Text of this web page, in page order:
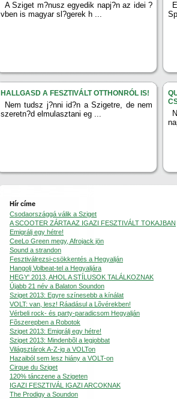
A Sziget m?nusz egyedik napj?n az idei ?
vben is magyar sl?gerek h ...
HALLGASD A FESZTIVÁLT OTTHONRÓL IS!
Nem tudsz j?nni id?n a Szigetre, de nem
szeretn?d elmulasztani eg ...
Hír címe
Csodaországgá válik a Sziget
A SCOOTER ZÁRTA AZ IGAZI FESZTIVÁLT TOKAJBAN
Emigrálj egy hétre!
CeeLo Green megy, Afrojack jön
Sound a strandon
Fesztiválrezsi-csökkentés a Hegyalján
Hangolj Volbeat-tel a Hegyaljára
HEGY' 2013, AHOL A STÍLUSOK TALÁLKOZNAK
Újabb 21 név a Balaton Soundon
Sziget 2013: Egyre színesebb a kínálat
VOLT: van, lesz! Ráadásul a Lõvérekben!
Vérbeli rock- és party-paradicsom Hegyalján
Fõszerepben a Robotok
Sziget 2013: Emigrálj egy hétre!
Sziget 2013: Mindenbõl a legjobbat
Világsztárok A-Z-ig a VOLTon
Hazaiból sem lesz hiány a VOLT-on
Cirque du Sziget
120% tánczene a Szigeten
IGAZI FESZTIVÁL IGAZI ARCOKNAK
The Prodigy a Soundon